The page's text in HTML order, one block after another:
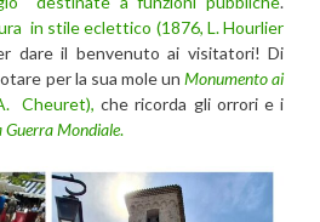
in stile eclettico (1876, L. Hourlier
dare il benvenuto ai visitatori! Di
per la sua mole un Monumento ai
Cheuret), che ricorda gli orrori e i
Guerra Mondiale.